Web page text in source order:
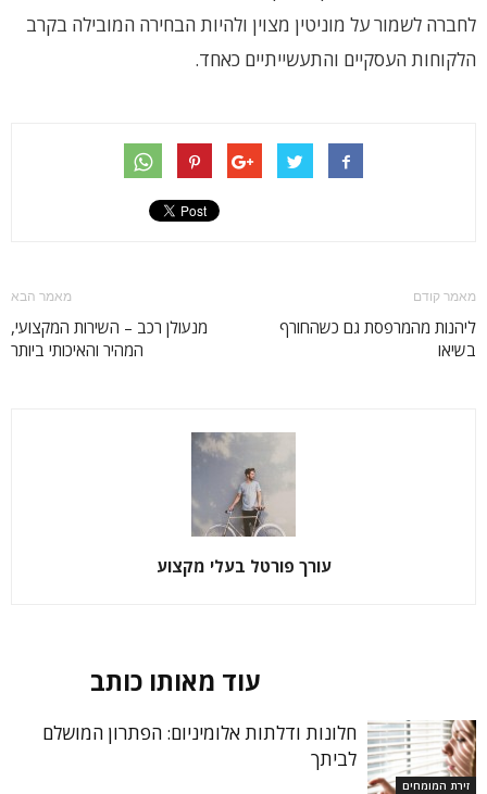
לחברה לשמור על מוניטין מצוין ולהיות הבחירה המובילה בקרב
הלקוחות העסקיים והתעשייתיים כאחד.
מאמר קודם
ליהנות מהמרפסת גם כשהחורף
בשיאו
מאמר הבא
מנעולן רכב – השירות המקצועי,
המהיר והאיכותי ביותר
עורך פורטל בעלי מקצוע
עוד מאותו כותב
זירת המומחים
חלונות ודלתות אלומיניום: הפתרון המושלם
לביתך